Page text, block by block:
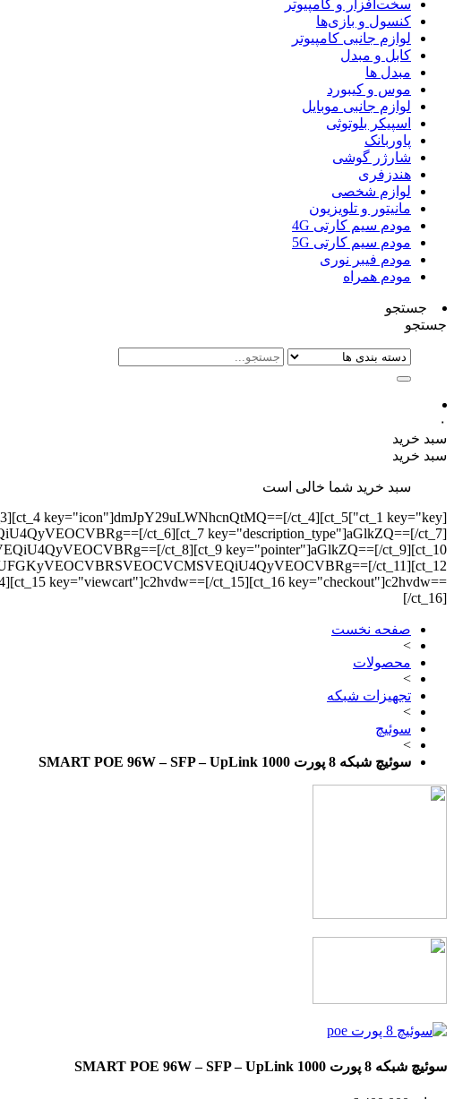
سخت‌افزار و کامپیوتر
کنسول و بازی‌ها
لوازم جانبی کامپیوتر
کابل و مبدل
مبدل ها
موس و کیبورد
لوازم جانبی موبایل
اسپیکر بلوتوثی
پاوربانک
شارژر گوشی
هندزفری
لوازم شخصی
مانیتور و تلویزیون
مودم سیم کارتی 4G
مودم سیم کارتی 5G
مودم فیبر نوری
مودم همراه
جستجو
جستجو
۰
سبد خرید
سبد خرید
سبد خرید شما خالی است
ct_3][ct_4 key="icon"]dmJpY29uLWNhcnQtMQ==[/ct_4][ct_5
ct_6][ct_7 key="description_type"]aGlkZQ==[/ct_7]
ct_8][ct_9 key="pointer"]aGlkZQ==[/ct_9][ct_10
ct_11][ct_12
key="viewcart"]c2hvdw==[/ct_15][ct_16 key="checkout"]c2hvdw==
[/ct_16]
صفحه نخست
>
محصولات
>
تجهیزات شبکه
>
سوئیچ
>
سوئیچ شبکه 8 پورت SMART POE 96W – SFP – UpLink 1000
سوئیچ شبکه 8 پورت SMART POE 96W – SFP – UpLink 1000